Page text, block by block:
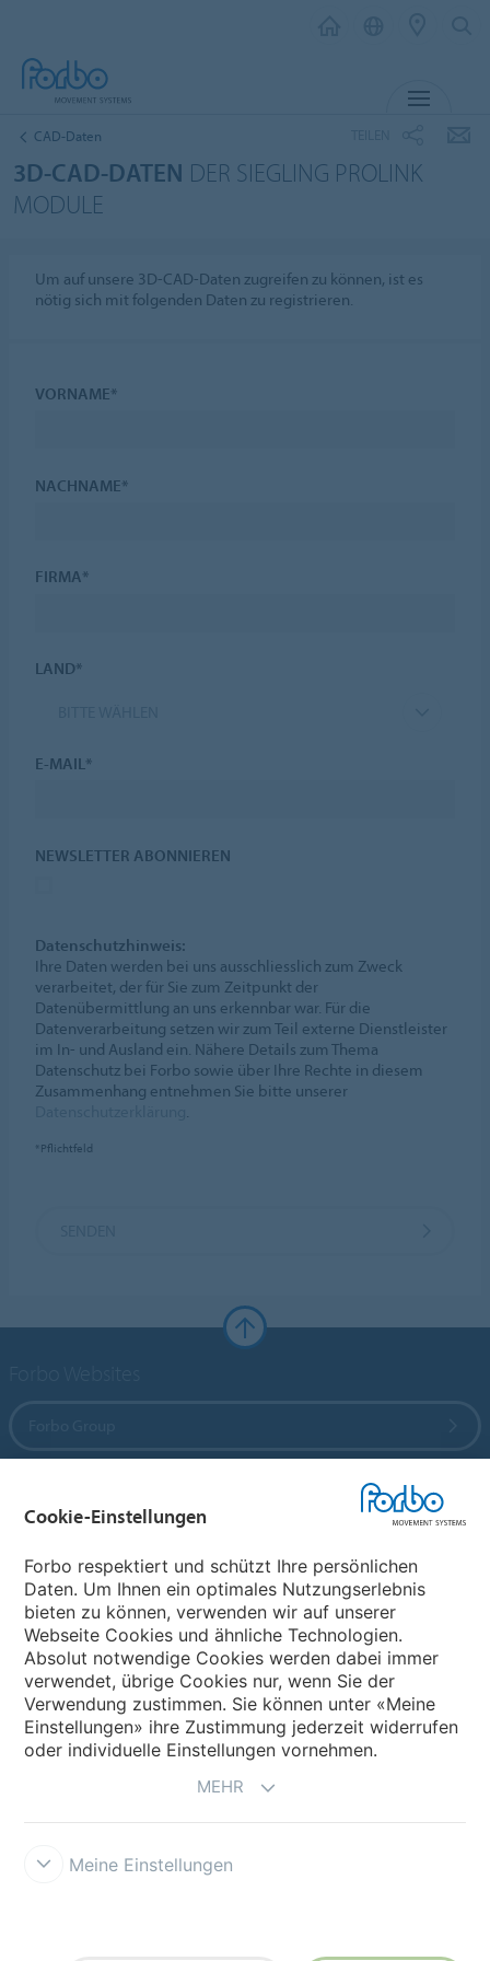
CAD-Daten
3D-CAD-DATEN DER SIEGLING PROLINK
MODULE
Um auf unsere 3D-CAD-Daten zugreifen zu können, ist es
nötig sich mit folgenden Daten zu registrieren.
VORNAME*
NACHNAME*
FIRMA*
LAND*
E-MAIL*
NEWSLETTER ABONNIEREN
Datenschutzhinweis:
Ihre Daten werden bei uns ausschliesslich zum Zweck
verarbeitet, der für Sie zum Zeitpunkt der
Datenübermittlung an uns erkennbar war. Für die
Datenverarbeitung setzen wir zum Teil externe Dienstleister
im In- und Ausland ein. Nähere Details zum Thema
Datenschutz bei Forbo sowie über Ihre Rechte in diesem
Zusammenhang entnehmen Sie bitte unserer
.
*Pflichtfeld
Wählen Sie ein Land
Wählen Sie Ihr Land
Cookie-Einstellungen
Forbo respektiert und schützt Ihre persönlichen
Daten. Um Ihnen ein optimales Nutzungserlebnis
bieten zu können, verwenden wir auf unserer
Webseite Cookies und ähnliche Technologien.
Absolut notwendige Cookies werden dabei immer
verwendet, übrige Cookies nur, wenn Sie der
Verwendung zustimmen. Sie können unter «Meine
Einstellungen» ihre Zustimmung jederzeit widerrufen
oder individuelle Einstellungen vornehmen.
MEHR
Meine Einstellungen